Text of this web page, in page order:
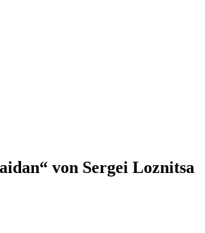
von Sergei Loznitsa